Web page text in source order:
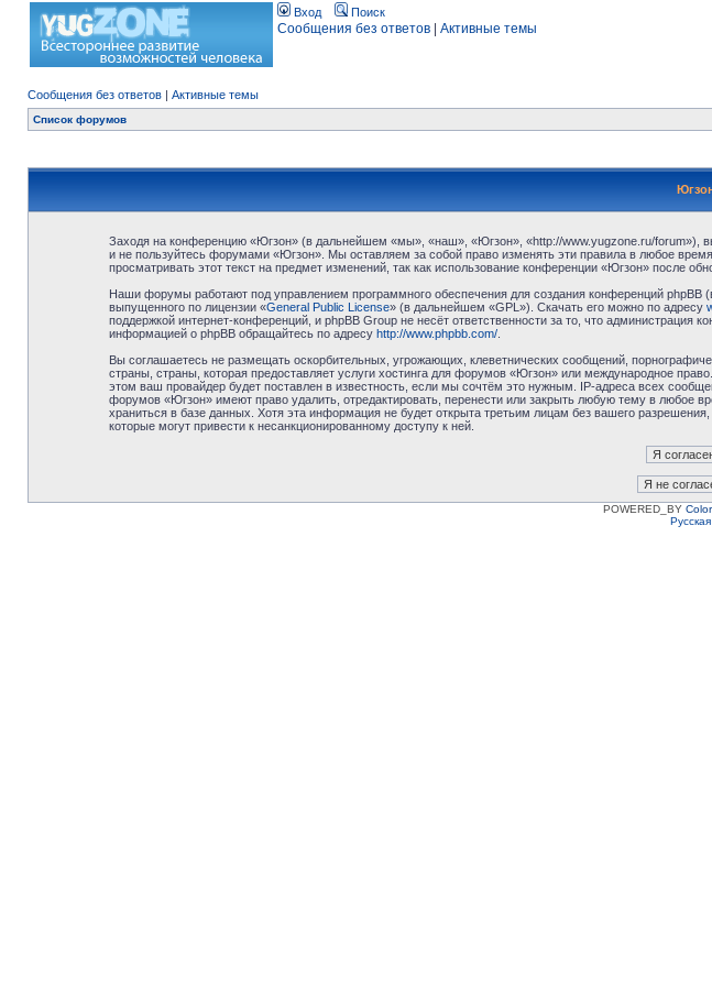
Вход Поиск
Сообщения без ответов Активные темы
Сообщения без ответов | Активные темы
Список форумов
Заходя на конференцию «Югзон» (в дальнейшем «мы», «наш», «Югзон», «http://www.yugzone.ru/forum»),
и не пользуйтесь форумами «Югзон». Мы оставляем за собой право изменять эти правила в любое
просматривать этот текст на предмет изменений, так как использование конференции «Югзон» после
Наши форумы работают под управлением программного обеспечения для создания конференций
выпущенного по лицензии «General Public License» (в дальнейшем «GPL»). Скачать его можно по адресу
поддержкой интернет-конференций, и phpBB Group не несёт ответственности за то, что
информацией о phpBB обращайтесь по адресу http://www.phpbb.com/.
Вы соглашаетесь не размещать оскорбительных, угрожающих, клеветнических сообщений,
страны, страны, которая предоставляет услуги хостинга для форумов «Югзон» или международное
этом ваш провайдер будет поставлен в известность, если мы сочтём это нужным. IP-адреса всех
форумов «Югзон» имеют право удалить, отредактировать, перенести или закрыть любую тему в любое
храниться в базе данных. Хотя эта информация не будет открыта третьим лицам без вашего
которые могут привести к несанкционированному доступу к ней.
POWERED_BY